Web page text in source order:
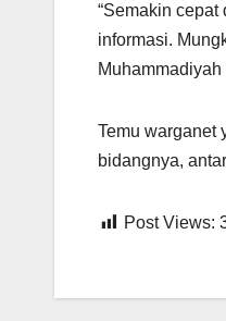
“Semakin
informasi.
Muhammadiyah
Temu warganet
bidangnya,
Post Views: